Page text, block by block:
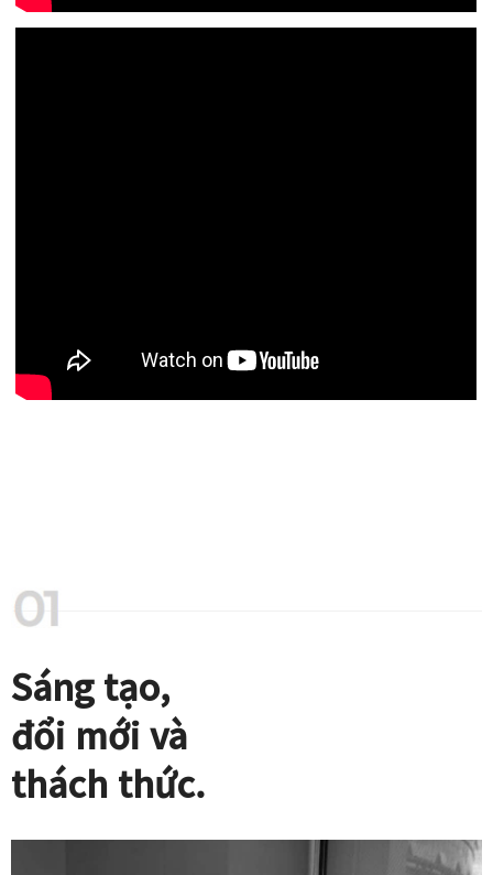
Sáng tạo,
đổi mới và
thách thức.